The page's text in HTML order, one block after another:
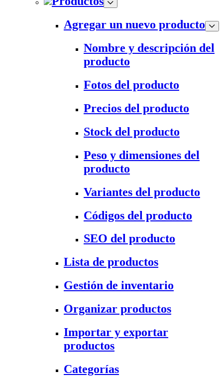
Agregar un nuevo producto
Nombre y descripción del
producto
Fotos del producto
Precios del producto
Stock del producto
Peso y dimensiones del
producto
Variantes del producto
Códigos del producto
SEO del producto
Lista de productos
Gestión de inventario
Organizar productos
Importar y exportar
productos
Categorías